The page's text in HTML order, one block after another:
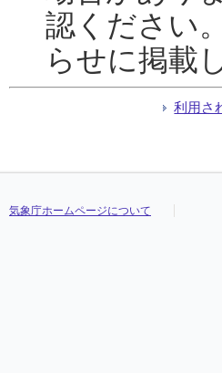
認ください
らせに掲載
利用さ
気象庁ホームページについて